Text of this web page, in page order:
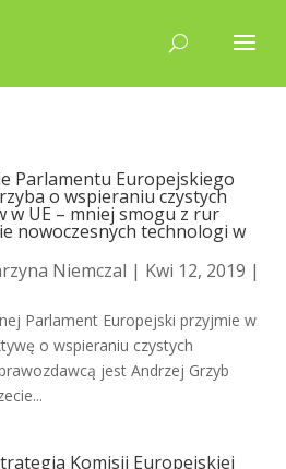
Parlamentu Europejskiego
o wspieraniu czystych
w UE – mniej smogu z rur
nowoczesnych technologi w
Niemczal | Kwi 12, 2019 |
Parlament Europejski przyjmie w
o wspieraniu czystych
jest Andrzej Grzyb
Komisji Europejskiej